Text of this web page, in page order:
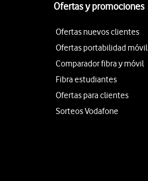
Ofertas y promociones
Ofertas nuevos clientes
Ofertas portabilidad móvil
Comparador fibra y móvil
Fibra estudiantes
Ofertas para clientes
Sorteos Vodafone